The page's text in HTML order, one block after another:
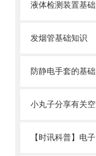
液体检测装置基
发烟管基础知识
防静电手套的基
小丸子分享有关
【时讯科普】电